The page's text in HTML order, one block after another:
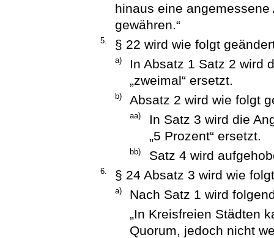
hinaus eine
gewähren.“
5. § 22 wird wie folgt
a)
In Absatz 1 Satz 2 wird
„zweimal“ ersetzt.
b) Absatz 2 wird wie folgt
aa)
In Satz 3 wird die
„5 Prozent“ ersetzt.
bb) Satz 4 wird
6. § 24 Absatz 3 wird wie
a)
Nach Satz 1 wird
„In Kreisfreien Städten
Quorum, jedoch nicht